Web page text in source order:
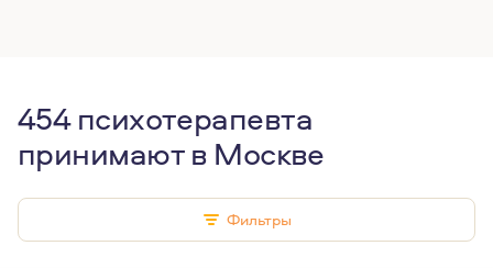
454 психотерапевта
принимают в Москве
Фильтры